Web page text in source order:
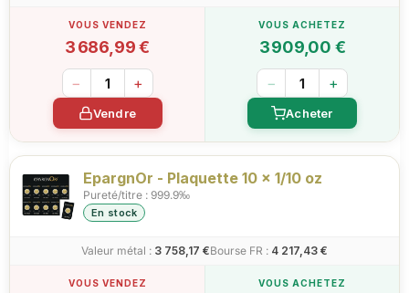
3 686,99 €
− +
Vendre
3 909,00 €
− +
Acheter
EpargnOr - Plaquette 10 x 1/10 oz
Pureté/titre : 999.9‰
En stock
Valeur métal : 3 758,17 €Bourse FR : 4 217,43 €